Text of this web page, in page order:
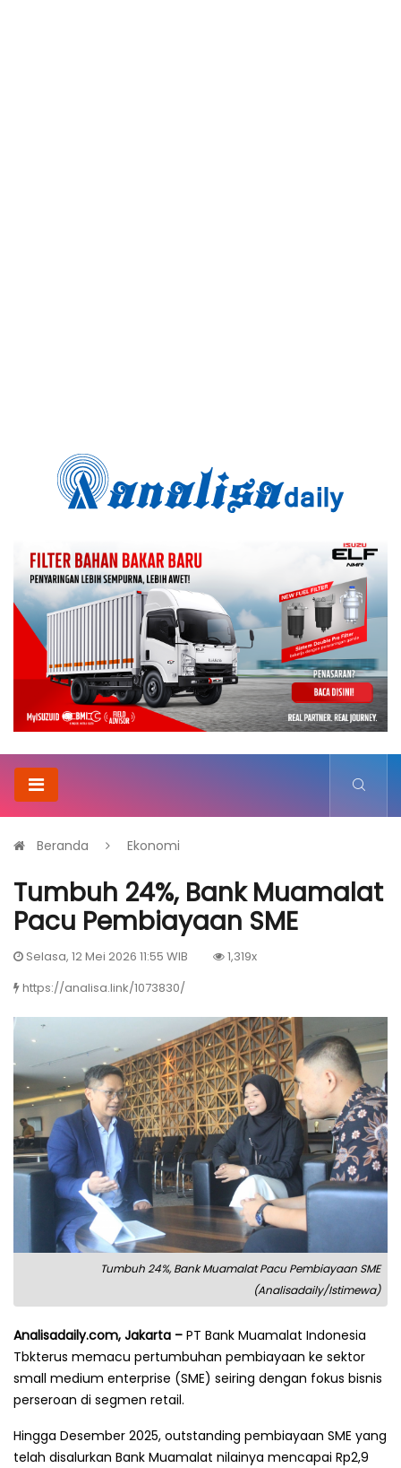
Beranda Ekonomi
Tumbuh 24%, Bank Muamalat
Pacu Pembiayaan SME
Selasa, 12 Mei 2026 11:55 WIB
1,319x
https://analisa.link/1073830/
Tumbuh 24%, Bank Muamalat Pacu Pembiayaan SME
(Analisadaily/Istimewa)
Analisadaily.com, Jakarta – PT Bank Muamalat Indonesia
Tbkterus memacu pertumbuhan pembiayaan ke sektor
small medium enterprise (SME) seiring dengan fokus bisnis
perseroan di segmen retail.
Hingga Desember 2025, outstanding pembiayaan SME yang
telah disalurkan Bank Muamalat nilainya mencapai Rp2,9